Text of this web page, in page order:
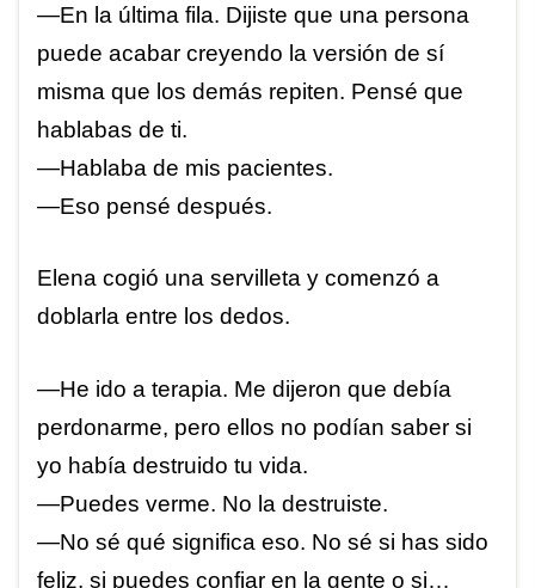
—En la última fila. Dijiste que una persona
puede acabar creyendo la versión de sí
misma que los demás repiten. Pensé que
hablabas de ti.
—Hablaba de mis pacientes.
—Eso pensé después.
Elena cogió una servilleta y comenzó a
doblarla entre los dedos.
—He ido a terapia. Me dijeron que debía
perdonarme, pero ellos no podían saber si
yo había destruido tu vida.
—Puedes verme. No la destruiste.
—No sé qué significa eso. No sé si has sido
feliz, si puedes confiar en la gente o si…